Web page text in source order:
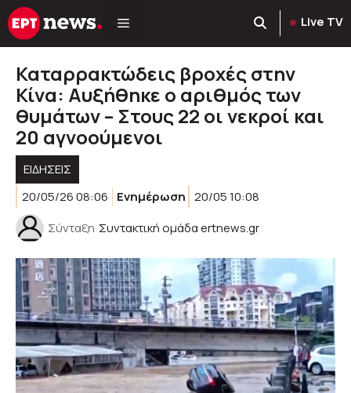
Μετάβαση
σε
Live TV
Καταρρακτώδεις βροχές στην
Κίνα: Αυξήθηκε ο αριθμός των
θυμάτων – Στους 22 οι νεκροί και
20 αγνοούμενοι
ΕΙΔΗΣΕΙΣ
20/05/26 08:06
Ενημέρωση 20/05 10:08
Σύνταξη Συντακτική ομάδα ertnews.gr